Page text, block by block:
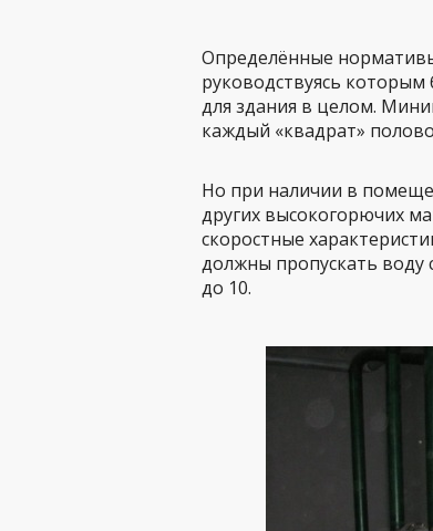
Определённые
руководствуясь которым
для здания в целом.
каждый «квадрат»
Но при наличии в
других высокогорючих
скоростные
должны пропускать воду
до 10.